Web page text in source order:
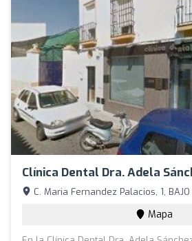
Clínica Dental Dra. Adela
C. Maria Fernandez Palacios, 1,
Mapa